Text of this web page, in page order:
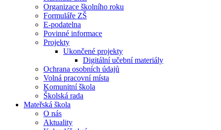
Organizace školního roku
Formuláře ZŠ
E-podatelna
Povinné informace
Projekty
Ukončené projekty
Digitální učební materiály
Ochrana osobních údajů
Volná pracovní místa
Komunitní škola
Školská rada
Mateřská škola
O nás
Aktuality